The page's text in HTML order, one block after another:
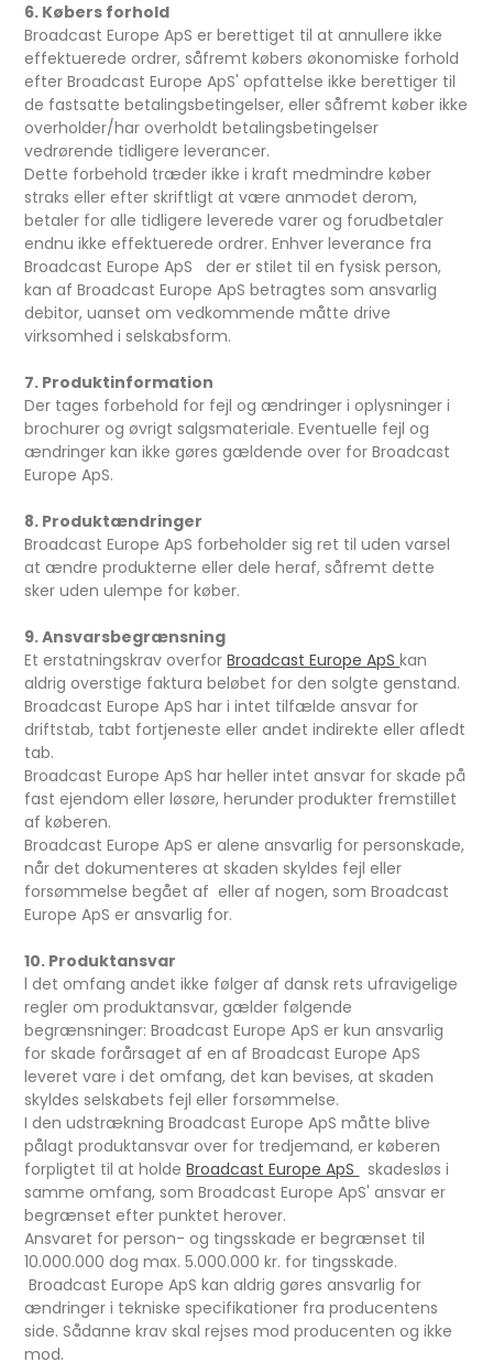
6. Købers forhold
Broadcast Europe ApS er berettiget til at annullere ikke
effektuerede ordrer, såfremt købers økonomiske forhold
efter Broadcast Europe ApS' opfattelse ikke berettiger til
de fastsatte betalingsbetingelser, eller såfremt køber ikke
overholder/har overholdt betalingsbetingelser
vedrørende tidligere leverancer.
Dette forbehold træder ikke i kraft medmindre køber
straks eller efter skriftligt at være anmodet derom,
betaler for alle tidligere leverede varer og forudbetaler
endnu ikke effektuerede ordrer. Enhver leverance fra
Broadcast Europe ApS der er stilet til en fysisk person,
kan af Broadcast Europe ApS betragtes som ansvarlig
debitor, uanset om vedkommende måtte drive
virksomhed i selskabsform.
7. Produktinformation
Der tages forbehold for fejl og ændringer i oplysninger i
brochurer og øvrigt salgsmateriale. Eventuelle fejl og
ændringer kan ikke gøres gældende over for Broadcast
Europe ApS.
8. Produktændringer
Broadcast Europe ApS forbeholder sig ret til uden varsel
at ændre produkterne eller dele heraf, såfremt dette
sker uden ulempe for køber.
9. Ansvarsbegrænsning
Et erstatningskrav overforBroadcast Europe ApSkan
aldrig overstige faktura beløbet for den solgte genstand.
Broadcast Europe ApS har i intet tilfælde ansvar for
driftstab, tabt fortjeneste eller andet indirekte eller afledt
tab.
Broadcast Europe ApS har heller intet ansvar for skade på
fast ejendom eller løsøre, herunder produkter fremstillet
af køberen.
Broadcast Europe ApS er alene ansvarlig for personskade,
når det dokumenteres at skaden skyldes fejl eller
forsømmelse begået af eller af nogen, som Broadcast
Europe ApS er ansvarlig for.
10. Produktansvar
l det omfang andet ikke følger af dansk rets ufravigelige
regler om produktansvar, gælder følgende
begrænsninger: Broadcast Europe ApS er kun ansvarlig
for skade forårsaget af en af Broadcast Europe ApS
leveret vare i det omfang, det kan bevises, at skaden
skyldes selskabets fejl eller forsømmelse.
I den udstrækning Broadcast Europe ApS måtte blive
pålagt produktansvar over for tredjemand, er køberen
forpligtet til at holdeBroadcast Europe ApS
skadesløs i
samme omfang, som Broadcast Europe ApS' ansvar er
begrænset efter punktet herover.
Ansvaret for person- og tingsskade er begrænset til
10.000.000 dog max. 5.000.000 kr. for tingsskade.
Broadcast Europe ApS kan aldrig gøres ansvarlig for
ændringer i tekniske specifikationer fra producentens
side. Sådanne krav skal rejses mod producenten og ikke
mod.